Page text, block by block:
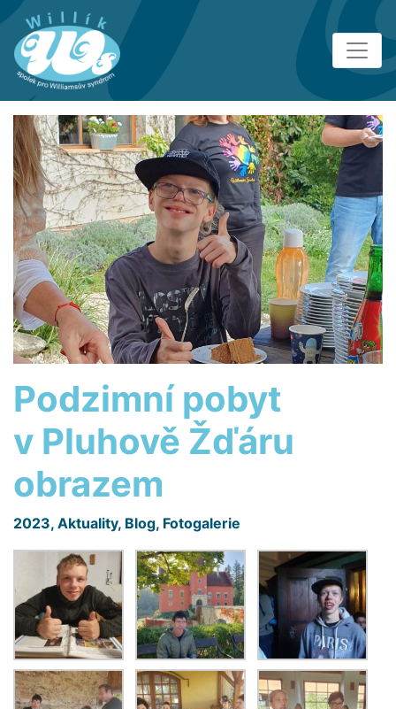
Podzimní pobyt
v Pluhově Žďáru
obrazem
2023, Aktuality, Blog, Fotogalerie